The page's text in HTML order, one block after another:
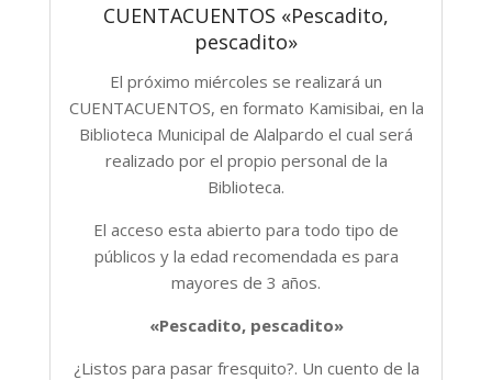
CUENTACUENTOS «Pescadito,
pescadito»
El próximo miércoles se realizará un
CUENTACUENTOS, en formato Kamisibai, en la
Biblioteca Municipal de Alalpardo el cual será
realizado por el propio personal de la
Biblioteca.
El acceso esta abierto para todo tipo de
públicos y la edad recomendada es para
mayores de 3 años.
«Pescadito, pescadito»
¿Listos para pasar fresquito?. Un cuento de la